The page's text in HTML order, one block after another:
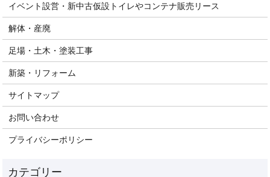
イベント設営・新中古仮設トイレやコンテナ販売リース
解体・産廃
足場・土木・塗装工事
新築・リフォーム
サイトマップ
お問い合わせ
プライバシーポリシー